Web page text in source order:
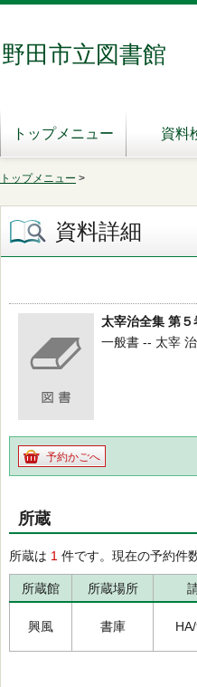
野田市立図書館
トップメニュー 資料
トップメニュー >
資料詳細
太宰治全集 第５
一般書 -- 太宰
予約かごへ
所蔵
所蔵は 1 件です。現在の予約件
所蔵館 所蔵場所
興風 書庫